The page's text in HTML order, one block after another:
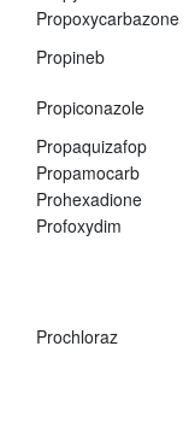
Propoxycarbazone
Propineb
Propiconazole
Propaquizafop
Propamocarb
Prohexadione
Profoxydim
Prochloraz